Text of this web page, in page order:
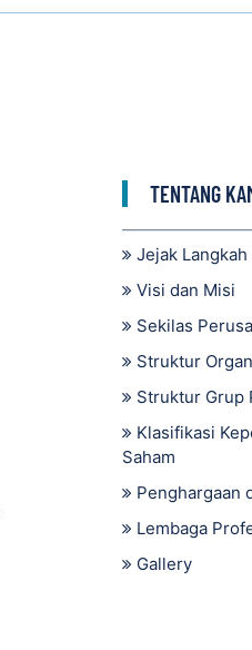
TENTANG
Jejak Langkah
Visi dan Misi
Sekilas
Struktur
Struktur Grup
Klasifikasi
Saham
Penghargaan
Lembaga
Gallery